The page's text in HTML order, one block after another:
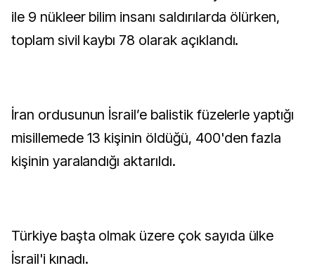
ile 9 nükleer bilim insanı saldırılarda ölürken,
toplam sivil kaybı 78 olarak açıklandı.
İran ordusunun İsrail’e balistik füzelerle yaptığı
misillemede 13 kişinin öldüğü, 400'den fazla
kişinin yaralandığı aktarıldı.
Türkiye başta olmak üzere çok sayıda ülke
İsrail'i kınadı.